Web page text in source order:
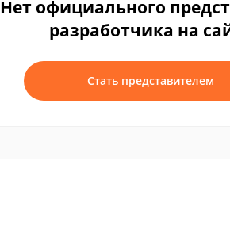
Нет официального
разработчика на
Стать представителем